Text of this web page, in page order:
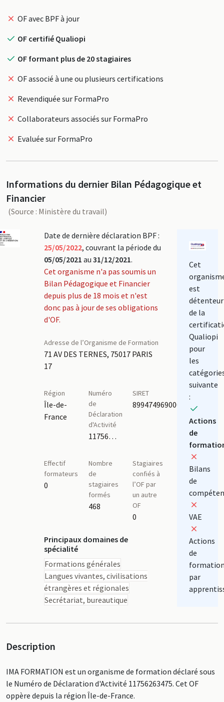
OF avec BPF à jour
OF certifié Qualiopi
OF formant plus de 20 stagiaires
OF associé à une ou plusieurs certifications
Revendiquée sur FormaPro
Collaborateurs associés sur FormaPro
Evaluée sur FormaPro
Informations du dernier Bilan Pédagogique et
Financier
(Source : Ministère du travail)
Date de dernière déclaration BPF :
25/05/2022, couvrant la période du
05/05/2021 au 31/12/2021.
Cet organisme n'a pas soumis un
Bilan Pédagogique et Financier
depuis plus de 18 mois et n'est
donc pas à jour de ses obligations
d'OF.
Adresse de l’Organisme de Formation
71 AV DES TERNES, 75017 PARIS
17
Région
Île-de-
France
Numéro
de
Déclaration
d'Activité
11756263475
SIRET
89947496900024
Effectif
formateurs
0
Nombre
de
stagiaires
formés
468
Stagiaires
confiés à
l’OF par
un autre
OF
0
Principaux domaines de
spécialité
Formations générales
Langues vivantes, civilisations
étrangères et régionales
Secrétariat, bureautique
Cet
est
détenteur
de la
Qualiopi
pour
les
suivante
:
Actions
de
Bilans
de
VAE
Actions
de
par
Description
IMA FORMATION est un organisme de formation déclaré sous
le Numéro de Déclaration d'Activité 11756263475. Cet OF
oppère depuis la région Île-de-France.